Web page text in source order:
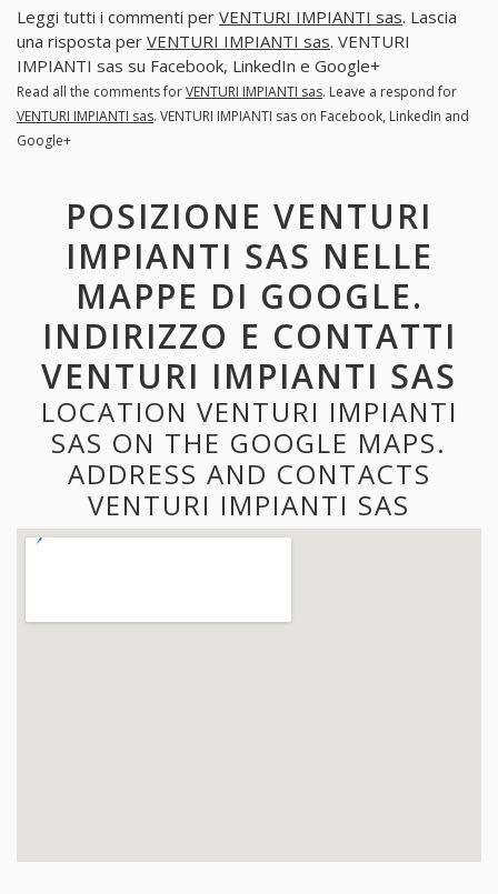
Leggi tutti i commenti per VENTURI IMPIANTI sas. Lascia
una risposta per VENTURI IMPIANTI sas. VENTURI
IMPIANTI sas su Facebook, LinkedIn e Google+
Read all the comments forVENTURI IMPIANTI sas. Leave a respond for
VENTURI IMPIANTI sas. VENTURI IMPIANTI sas on Facebook, LinkedIn and
Google+
POSIZIONE VENTURI
IMPIANTI SAS NELLE
MAPPE DI GOOGLE.
INDIRIZZO E CONTATTI
VENTURI IMPIANTI SAS
LOCATION VENTURI IMPIANTI
SAS ON THE GOOGLE MAPS.
ADDRESS AND CONTACTS
VENTURI IMPIANTI SAS